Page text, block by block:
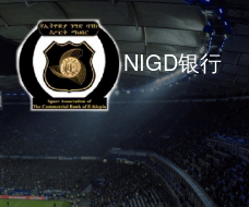
NIGD银行